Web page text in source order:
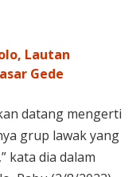
Lautan
Gede
datang mengerti
grup lawak yang
kata dia dalam